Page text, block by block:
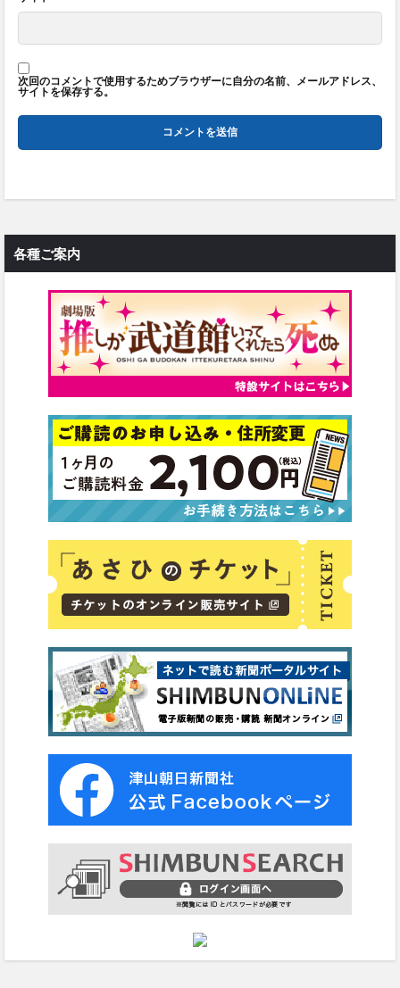
次回のコメントで使用するためブラウザーに自分の名前、メールアドレス、
サイトを保存する。
各種ご案内